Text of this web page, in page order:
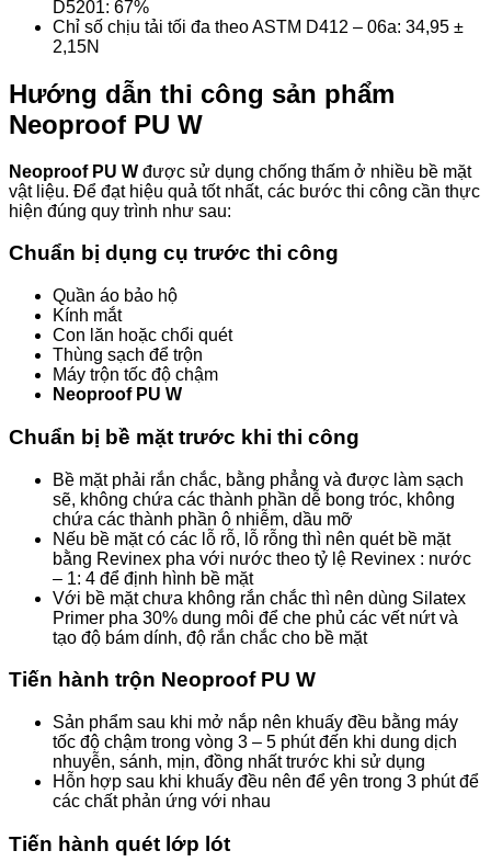
D5201: 67%
Chỉ số chịu tải tối đa theo ASTM D412 – 06a: 34,95 ±
2,15Ν
Hướng dẫn thi công sản phẩm
Neoproof PU W
Neoproof PU W được sử dụng chống thấm ở nhiều bề mặt
vật liệu. Để đạt hiệu quả tốt nhất, các bước thi công cần thực
hiện đúng quy trình như sau:
Chuẩn bị dụng cụ trước thi công
Quần áo bảo hộ
Kính mắt
Con lăn hoặc chổi quét
Thùng sạch để trộn
Máy trộn tốc độ chậm
Neoproof PU W
Chuẩn bị bề mặt trước khi thi công
Bề mặt phải rắn chắc, bằng phẳng và được làm sạch
sẽ, không chứa các thành phần dễ bong tróc, không
chứa các thành phần ô nhiễm, dầu mỡ
Nếu bề mặt có các lỗ rỗ, lỗ rỗng thì nên quét bề mặt
bằng Revinex pha với nước theo tỷ lệ Revinex : nước
– 1: 4 để định hình bề mặt
Với bề mặt chưa không rắn chắc thì nên dùng Silatex
Primer pha 30% dung môi để che phủ các vết nứt và
tạo độ bám dính, độ rắn chắc cho bề mặt
Tiến hành trộn Neoproof PU W
Sản phẩm sau khi mở nắp nên khuấy đều bằng máy
tốc độ chậm trong vòng 3 – 5 phút đến khi dung dịch
nhuyễn, sánh, mịn, đồng nhất trước khi sử dụng
Hỗn hợp sau khi khuấy đều nên để yên trong 3 phút để
các chất phản ứng với nhau
Tiến hành quét lớp lót